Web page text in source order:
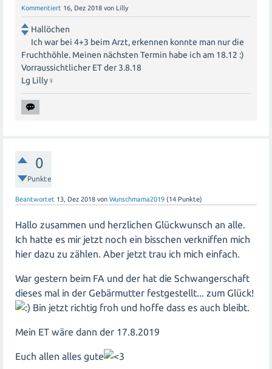
Kommentiert 16, Dez 2018 von Lilly
Hallöchen
Ich war bei 4+3 beim Arzt, erkennen konnte man nur die
Fruchthöhle. Meinen nächsten Termin habe ich am 18.12 :)
Vorraussichtlicher ET der 3.8.18
Lg Lilly‍♀️
0
Punkte
Beantwortet 13, Dez 2018 von Wunschmama2019 (14 Punkte)
Hallo zusammen und herzlichen Glückwunsch an alle.
Ich hatte es mir jetzt noch ein bisschen verkniffen mich
hier dazu zu zählen. Aber jetzt trau ich mich einfach.
War gestern beim FA und der hat die Schwangerschaft
dieses mal in der Gebärmutter festgestellt... zum Glück!
Bin jetzt richtig froh und hoffe dass es auch bleibt.
Mein ET wäre dann der 17.8.2019
Euch allen alles gute